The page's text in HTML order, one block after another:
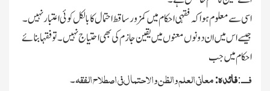
اسی سے معلوم ہواکہ فقہی احکام میں کمزور ساقط احتمال کا بالکل کوئی اعتبار نہیں ۔
جیسے اس میں ان دونوں معنوں میں یقین جازم کی بھی احتیاج نہیں ۔ تو فقہابنائے
احکام میں جب
فــــ:فائدہ:معانی العلم والظن والاحتمال فی اصطلاح الفقہ۔